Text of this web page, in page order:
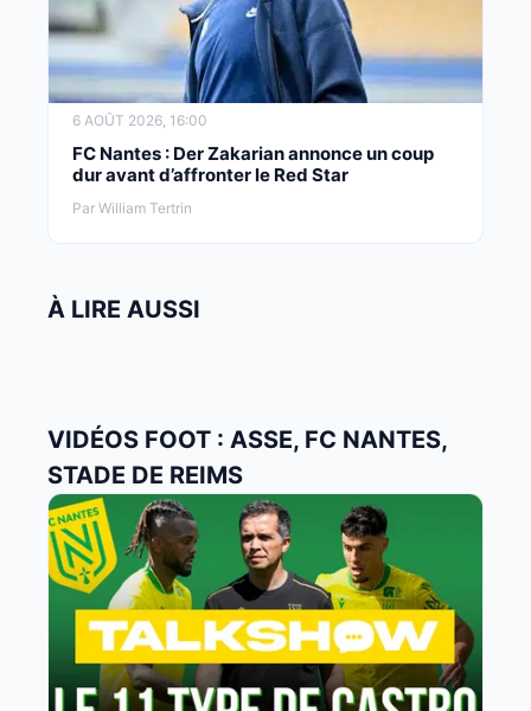
6 AOÛT 2026, 16:00
FC Nantes : Der Zakarian annonce un coup
dur avant d’affronter le Red Star
Par William Tertrin
À LIRE AUSSI
VIDÉOS FOOT : ASSE, FC NANTES,
STADE DE REIMS